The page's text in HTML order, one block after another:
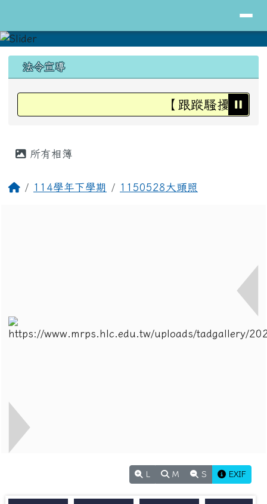
上中區域內容
法令宣導
【跟蹤騷擾防治
所有相簿
回首頁114學年下學期 1150528大頭照
M S EXIF
頁尾區域